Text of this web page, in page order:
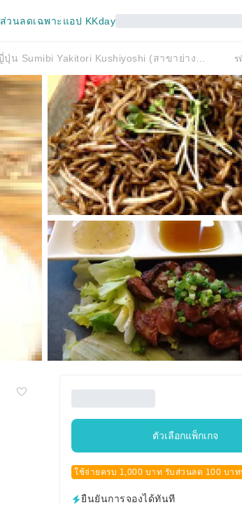
ส่วนลดเฉพาะแอป KKday
ร
ตัวเลือกแพ็กเกจ
ใช้จ่ายครบ 1,000 บาท รับส่วนลด 100 บา
ยืนยันการจองได้ทันที